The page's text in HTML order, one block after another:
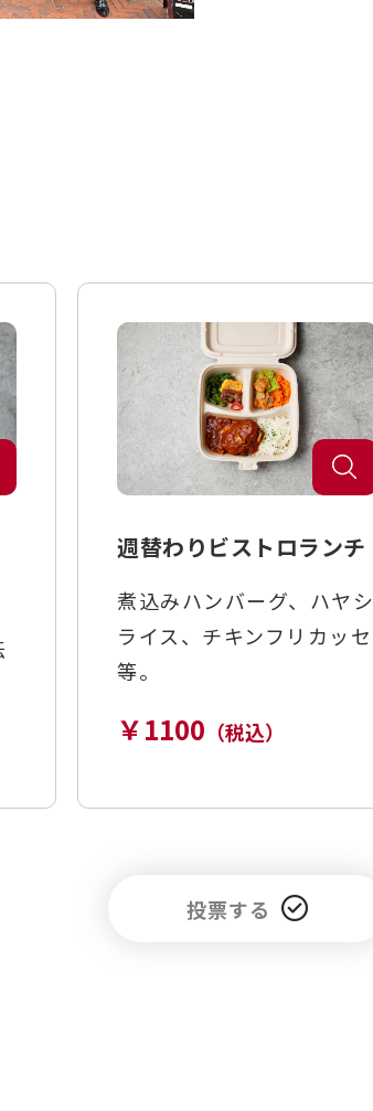
週替わりビストロランチ
煮込みハンバーグ、ハヤシ
ライス、チキンフリカッセ
等。
￥1100 （税込）
投票する